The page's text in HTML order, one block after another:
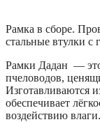
Рамка в сборе.
стальные втулки с
Рамки Дадан —
пчеловодов,
Изготавливаются
обеспечивает
воздействию влаги.